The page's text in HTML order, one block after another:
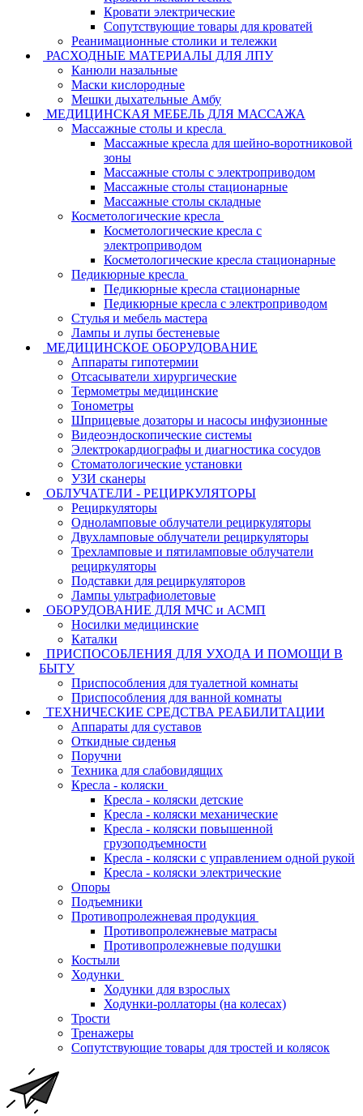
Кровати электрические
Сопутствующие товары для кроватей
Реанимационные столики и тележки
РАСХОДНЫЕ МАТЕРИАЛЫ ДЛЯ ЛПУ
Канюли назальные
Маски кислородные
Мешки дыхательные Амбу
МЕДИЦИНСКАЯ МЕБЕЛЬ ДЛЯ МАССАЖА
Массажные столы и кресла
Массажные кресла для шейно-воротниковой
зоны
Массажные столы с электроприводом
Массажные столы стационарные
Массажные столы складные
Косметологические кресла
Косметологические кресла с
электроприводом
Косметологические кресла стационарные
Педикюрные кресла
Педикюрные кресла стационарные
Педикюрные кресла с электроприводом
Стулья и мебель мастера
Лампы и лупы бестеневые
МЕДИЦИНСКОЕ ОБОРУДОВАНИЕ
Аппараты гипотермии
Отсасыватели хирургические
Термометры медицинские
Тонометры
Шприцевые дозаторы и насосы инфузионные
Видеоэндоскопические системы
Электрокардиографы и диагностика сосудов
Стоматологические установки
УЗИ сканеры
ОБЛУЧАТЕЛИ - РЕЦИРКУЛЯТОРЫ
Рециркуляторы
Одноламповые облучатели рециркуляторы
Двухламповые облучатели рециркуляторы
Трехламповые и пятиламповые облучатели
рециркуляторы
Подставки для рециркуляторов
Лампы ультрафиолетовые
ОБОРУДОВАНИЕ ДЛЯ МЧС и АСМП
Носилки медицинские
Каталки
ПРИСПОСОБЛЕНИЯ ДЛЯ УХОДА И ПОМОЩИ В
БЫТУ
Приспособления для туалетной комнаты
Приспособления для ванной комнаты
ТЕХНИЧЕСКИЕ СРЕДСТВА РЕАБИЛИТАЦИИ
Аппараты для суставов
Откидные сиденья
Поручни
Техника для слабовидящих
Кресла - коляски
Кресла - коляски детские
Кресла - коляски механические
Кресла - коляски повышенной
грузоподъемности
Кресла - коляски с управлением одной рукой
Кресла - коляски электрические
Опоры
Подъемники
Противопролежневая продукция
Противопролежневые матрасы
Противопролежневые подушки
Костыли
Ходунки
Ходунки для взрослых
Ходунки-роллаторы (на колесах)
Трости
Тренажеры
Сопутствующие товары для тростей и колясок